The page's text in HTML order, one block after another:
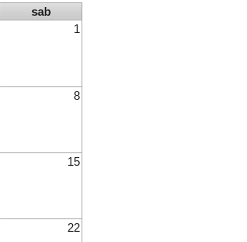
sab
1
8
15
22